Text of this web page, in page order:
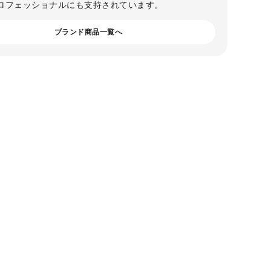
フェッショナルにも支持されています。
ブランド商品一覧へ